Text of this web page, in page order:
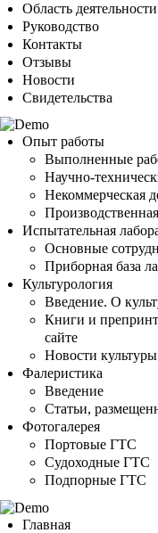
Область деятельности
Руководство
Контакты
Отзывы
Новости
Свидетельства
Опыт работы
Выполненные
Научно-
Некоммерческая
Испытательная
Основные
Приборная база
Культурология
Введение. О
Книги и
сайте
Новости культуры
Фалеристика
Введение
Статьи,
Фотогалерея
Портовые ГТС
Судоходные ГТС
Подпорные ГТС
Главная